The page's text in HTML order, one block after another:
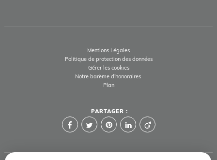
Mentions Légales
Politique de protection des données
Gérer les cookies
Notre barème d'honoraires
Plan
PARTAGER :